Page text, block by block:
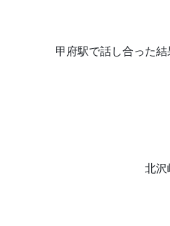
甲府駅で話し合った結
北沢